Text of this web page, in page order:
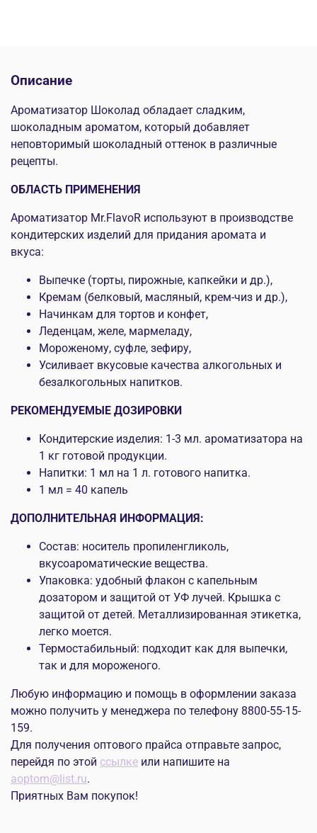
Описание
Ароматизатор Шоколад обладает сладким,
шоколадным ароматом, который добавляет
неповторимый шоколадный оттенок в различные
рецепты.
ОБЛАСТЬ ПРИМЕНЕНИЯ
Ароматизатор Mr.FlavoR используют в производстве
кондитерских изделий для придания аромата и
вкуса:
Выпечке (торты, пирожные, капкейки и др.),
Кремам (белковый, масляный, крем-чиз и др.),
Начинкам для тортов и конфет,
Леденцам, желе, мармеладу,
Мороженому, суфле, зефиру,
Усиливает вкусовые качества алкогольных и
безалкогольных напитков.
РЕКОМЕНДУЕМЫЕ ДОЗИРОВКИ
Кондитерские изделия: 1-3 мл. ароматизатора на
1 кг готовой продукции.
Напитки: 1 мл на 1 л. готового напитка.
1 мл = 40 капель
ДОПОЛНИТЕЛЬНАЯ ИНФОРМАЦИЯ:
Состав: носитель пропиленгликоль,
вкусоароматические вещества.
Упаковка: удобный флакон с капельным
дозатором и защитой от УФ лучей. Крышка с
защитой от детей. Металлизированная этикетка,
легко моется.
Термостабильный: подходит как для выпечки,
так и для мороженого.
Любую информацию и помощь в оформлении заказа
можно получить у менеджера по телефону 8800-55-15-
159.
Для получения оптового прайса отправьте запрос,
перейдя по этой ссылке или напишите на
aoptom@list.ru.
Приятных Вам покупок!